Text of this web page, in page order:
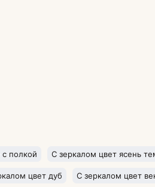
с полкой С зеркалом цвет ясень
цвет дуб С зеркалом цвет